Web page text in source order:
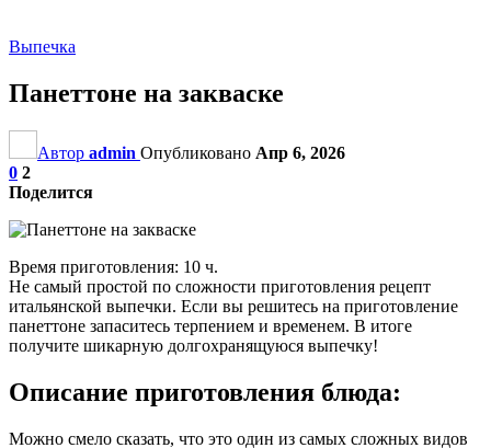
Выпечка
Панеттоне на закваске
Автор admin Опубликовано Апр 6, 2026
0 2
Поделится
Время приготовления: 10 ч.
Не самый простой по сложности приготовления рецепт
итальянской выпечки. Если вы решитесь на приготовление
панеттоне запаситесь терпением и временем. В итоге
получите шикарную долгохранящуюся выпечку!
Описание приготовления блюда:
Можно смело сказать, что это один из самых сложных видов